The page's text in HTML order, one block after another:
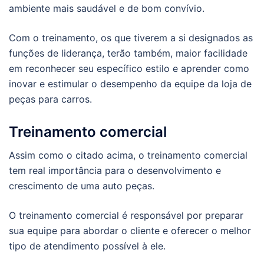
ambiente mais saudável e de bom convívio.
Com o treinamento, os que tiverem a si designados as
funções de liderança, terão também, maior facilidade
em reconhecer seu específico estilo e aprender como
inovar e estimular o desempenho da equipe da loja de
peças para carros.
Treinamento comercial
Assim como o citado acima, o treinamento comercial
tem real importância para o desenvolvimento e
crescimento de uma auto peças.
O treinamento comercial é responsável por preparar
sua equipe para abordar o cliente e oferecer o melhor
tipo de atendimento possível à ele.